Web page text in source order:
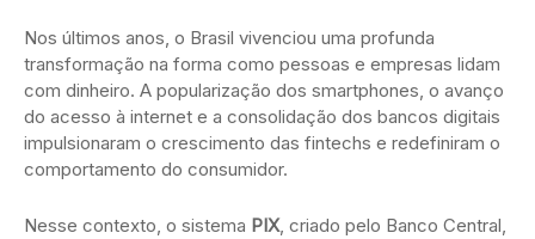
Nos últimos anos, o Brasil vivenciou uma profunda
transformação na forma como pessoas e empresas lidam
com dinheiro. A popularização dos smartphones, o avanço
do acesso à internet e a consolidação dos bancos digitais
impulsionaram o crescimento das fintechs e redefiniram o
comportamento do consumidor.
Nesse contexto, o sistema PIX, criado pelo Banco Central,